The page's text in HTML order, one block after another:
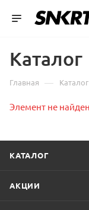
Каталог
Главная — Каталог
Элемент не найден
КАТАЛОГ
АКЦИИ